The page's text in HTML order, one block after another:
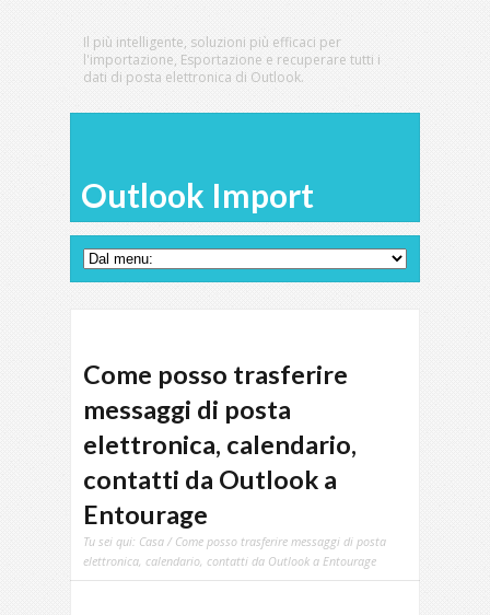
Il più intelligente, soluzioni più efficaci per
l'importazione, Esportazione e recuperare tutti i
dati di posta elettronica di Outlook.
Outlook Import
Come posso trasferire
messaggi di posta
elettronica, calendario,
contatti da Outlook a
Entourage
Tu sei qui: Casa / Come posso trasferire messaggi di posta
elettronica, calendario, contatti da Outlook a Entourage